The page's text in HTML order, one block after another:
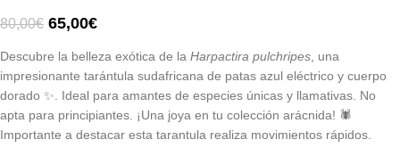
80,00€ 65,00€
Descubre la belleza exótica de la Harpactira pulchripes , una
impresionante tarántula sudafricana de patas azul eléctrico y cuerpo
dorado ✨. Ideal para amantes de especies únicas y llamativas. No
apta para principiantes. ¡Una joya en tu colección arácnida! 🕷️
Importante a destacar esta tarantula realiza movimientos rápidos.